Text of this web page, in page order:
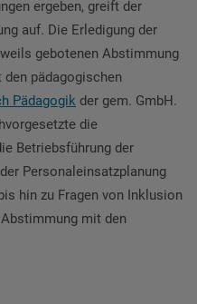
ergeben, greift der
auf. Die Erledigung der
gebotenen Abstimmung
pädagogischen
Pädagogik der gem. GmbH.
die
Betriebsführung der
Personaleinsatzplanung
hin zu Fragen von Inklusion
mit den